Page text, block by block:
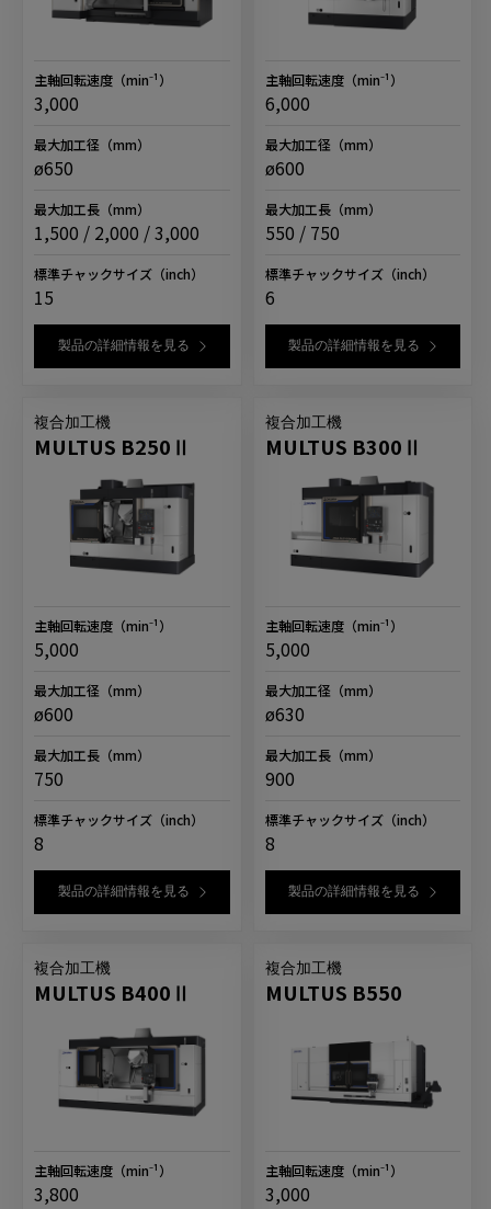
主軸回転速度 （min⁻¹）
3,000
最大加工径 （mm）
ø650
最大加工長 （mm）
1,500 / 2,000 / 3,000
標準チャックサイズ （inch）
15
製品の詳細情報を見る
主軸回転速度（min⁻¹）
6,000
最大加工径 （mm）
ø600
最大加工長（mm）
550 / 750
標準チャックサイズ（inch）
6
製品の詳細情報を見る
複合加工機
MULTUS B250Ⅱ
主軸回転速度 （min⁻¹）
5,000
最大加工径 （mm）
ø600
最大加工長 （mm）
750
標準チャックサイズ （inch）
8
製品の詳細情報を見る
複合加工機
MULTUS B300Ⅱ
主軸回転速度（min⁻¹）
5,000
最大加工径 （mm）
ø630
最大加工長（mm）
900
標準チャックサイズ（inch）
8
製品の詳細情報を見る
複合加工機
MULTUS B400Ⅱ
主軸回転速度 （min⁻¹）
3,800
複合加工機
MULTUS B550
主軸回転速度（min⁻¹）
3,000